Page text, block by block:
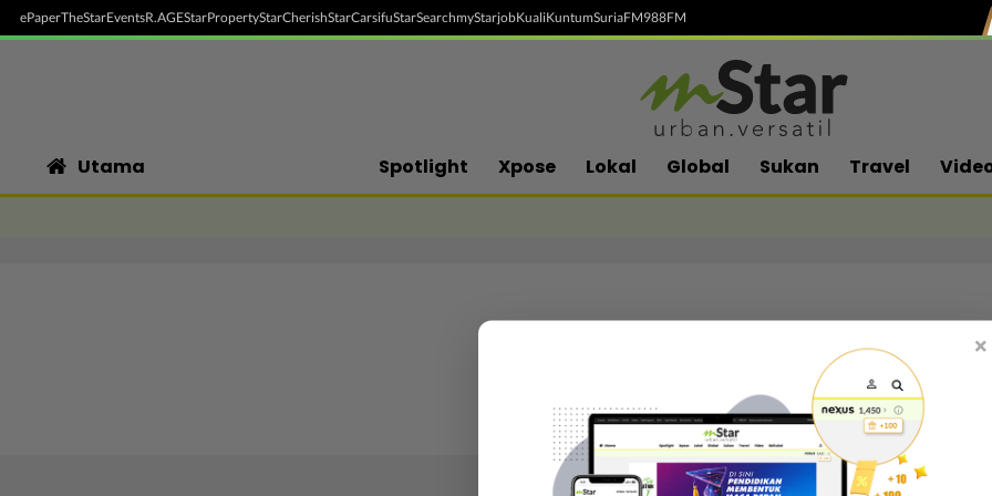
ePaperTheStarEventsR.AGEStarPropertyStarCherishStarCarsifuStarSearchmyStarjobKualiKuntumSuriaFM988FM
Utama Spotlight Xpose Lokal Global Sukan Travel
Follow media sosial kami
×